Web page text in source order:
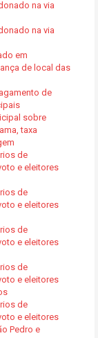
na via
na via
em
de local das
de
sobre
taxa
de
e eleitores
de
e eleitores
de
e eleitores
de
e eleitores
de
e eleitores
Pedro e